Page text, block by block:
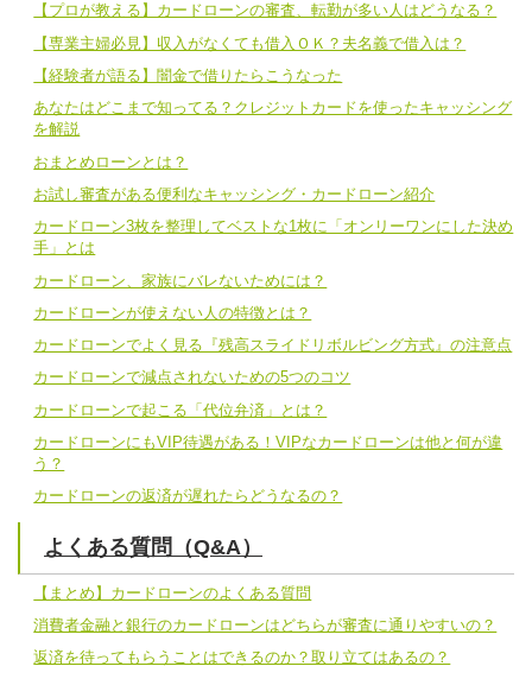
【プロが教える】カードローンの審査、転勤が多い人はどうなる？
【専業主婦必見】収入がなくても借入ＯＫ？夫名義で借入は？
【経験者が語る】闇金で借りたらこうなった
あなたはどこまで知ってる？クレジットカードを使ったキャッシング
を解説
おまとめローンとは？
お試し審査がある便利なキャッシング・カードローン紹介
カードローン3枚を整理してベストな1枚に「オンリーワンにした決め
手」とは
カードローン、家族にバレないためには？
カードローンが使えない人の特徴とは？
カードローンでよく見る『残高スライドリボルビング方式』の注意点
カードローンで減点されないための5つのコツ
カードローンで起こる「代位弁済」とは？
カードローンにもVIP待遇がある！VIPなカードローンは他と何が違
う？
カードローンの返済が遅れたらどうなるの？
よくある質問（Q&A）
【まとめ】カードローンのよくある質問
消費者金融と銀行のカードローンはどちらが審査に通りやすいの？
返済を待ってもらうことはできるのか？取り立てはあるの？